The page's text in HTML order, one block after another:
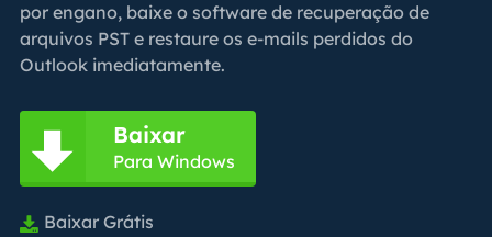
por engano, baixe o software de recuperação de
arquivos PST e restaure os e-mails perdidos do
Outlook imediatamente.
 Baixar
Para Windows
 Baixar Grátis